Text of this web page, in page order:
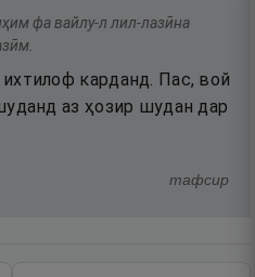
фа вайлу-л лил-лазӣна
карданд. Пас, вой
аз ҳозир шудан дар
тафсир